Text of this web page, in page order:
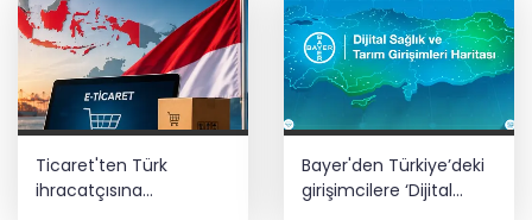
Ticaret'ten Türk
ihracatçısına
Bayer'den Türkiye’deki
girişimcilere ‘Dijital